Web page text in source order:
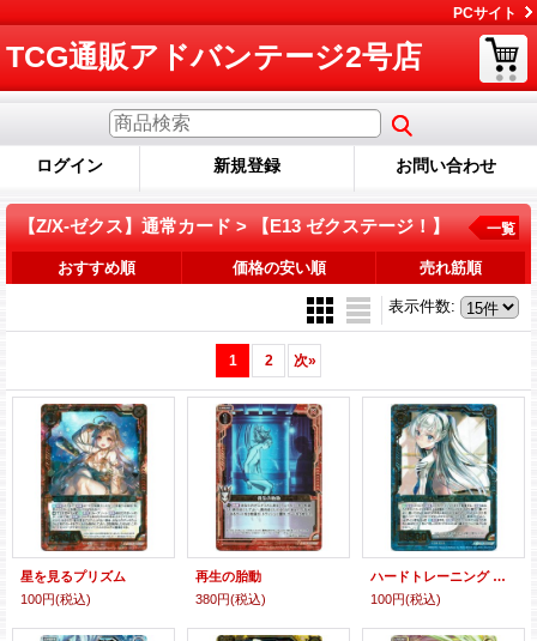
PCサイト
TCG通販アドバンテージ2号店
ログイン 新規登録 お問い合わせ
【Z/X-ゼクス】通常カード > 【E13 ゼクステージ！】 一覧
おすすめ順 価格の安い順 売れ筋順
表示件数:
1 2 次»
星を見るプリズム
100円(税込)
再生の胎動
380円(税込)
ハードトレーニング ニュー
100円(税込)